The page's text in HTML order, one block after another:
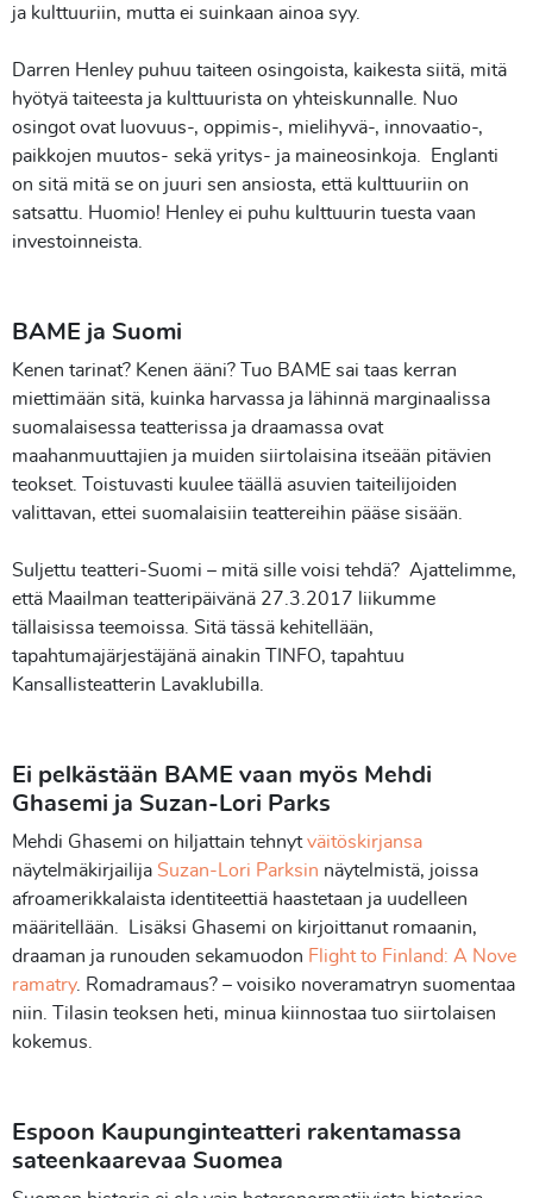
ja kulttuuriin, mutta ei suinkaan ainoa syy.
Darren Henley puhuu taiteen osingoista, kaikesta siitä, mitä
hyötyä taiteesta ja kulttuurista on yhteiskunnalle. Nuo
osingot ovat luovuus-, oppimis-, mielihyvä-, innovaatio-,
paikkojen muutos- sekä yritys- ja maineosinkoja. Englanti
on sitä mitä se on juuri sen ansiosta, että kulttuuriin on
satsattu. Huomio! Henley ei puhu kulttuurin tuesta vaan
investoinneista.
BAME ja Suomi
Kenen tarinat? Kenen ääni? Tuo BAME sai taas kerran
miettimään sitä, kuinka harvassa ja lähinnä marginaalissa
suomalaisessa teatterissa ja draamassa ovat
maahanmuuttajien ja muiden siirtolaisina itseään pitävien
teokset. Toistuvasti kuulee täällä asuvien taiteilijoiden
valittavan, ettei suomalaisiin teattereihin pääse sisään.
Suljettu teatteri-Suomi – mitä sille voisi tehdä? Ajattelimme,
että Maailman teatteripäivänä 27.3.2017 liikumme
tällaisissa teemoissa. Sitä tässä kehitellään,
tapahtumajärjestäjänä ainakin TINFO, tapahtuu
Kansallisteatterin Lavaklubilla.
Ei pelkästään BAME vaan myös Mehdi
Ghasemi ja Suzan-Lori Parks
Mehdi Ghasemi on hiljattain tehnytväitöskirjansa
näytelmäkirjailija Suzan-Lori Parksin näytelmistä, joissa
afroamerikkalaista identiteettiä haastetaan ja uudelleen
määritellään. Lisäksi Ghasemi on kirjoittanut romaanin,
draaman ja runouden sekamuodon Flight to Finland: A Nove
ramatry. Romadramaus? – voisiko noveramatryn suomentaa
niin. Tilasin teoksen heti, minua kiinnostaa tuo siirtolaisen
kokemus.
Espoon Kaupunginteatteri rakentamassa
sateenkaarevaa Suomea